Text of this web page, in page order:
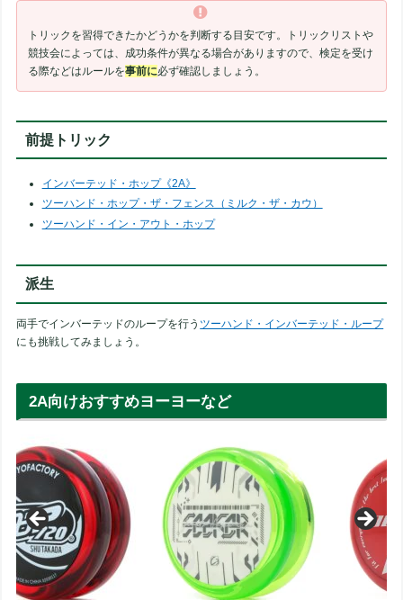
トリックを習得できたかどうかを判断する目安です。トリックリストや
競技会によっては、成功条件が異なる場合がありますので、検定を受け
る際などはルールを事前に必ず確認しましょう。
前提トリック
インバーテッド・ホップ《2A》
ツーハンド・ホップ・ザ・フェンス（ミルク・ザ・カウ）
ツーハンド・イン・アウト・ホップ
派生
両手でインバーテッドのループを行う ツーハンド・インバーテッド・ループ
にも挑戦してみましょう。
2A向けおすすめヨーヨーなど